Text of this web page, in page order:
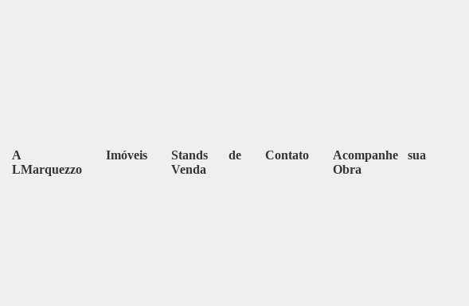
A
LMarquezzo
Imóveis
Stands de
Venda
Contato
Acompanhe sua
Obra